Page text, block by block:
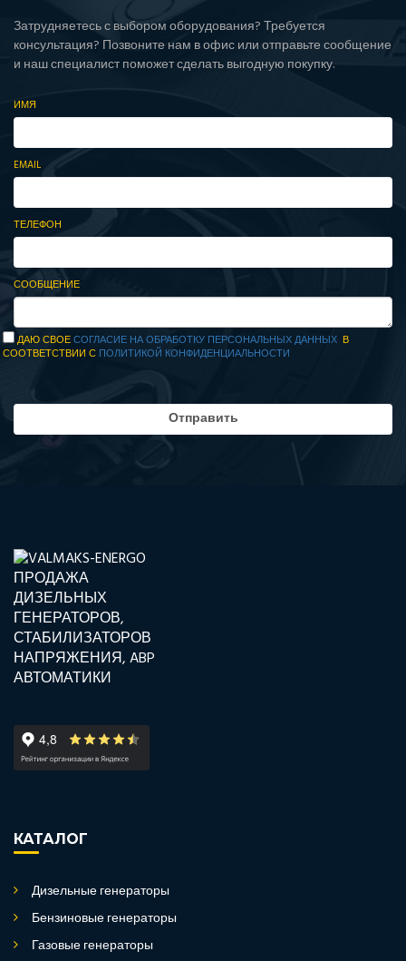
Затрудняетесь с выбором оборудования? Требуется
консультация? Позвоните нам в офис или отправьте сообщение
и наш специалист поможет сделать выгодную покупку.
ИМЯ
EMAIL
ТЕЛЕФОН
СООБЩЕНИЕ
ДАЮ СВОЕСОГЛАСИЕ НА ОБРАБОТКУ ПЕРСОНАЛЬНЫХ ДАННЫХ В
СООТВЕТСТВИИ С ПОЛИТИКОЙ КОНФИДЕНЦИАЛЬНОСТИ
КАТАЛОГ
Дизельные генераторы
Бензиновые генераторы
Газовые генераторы